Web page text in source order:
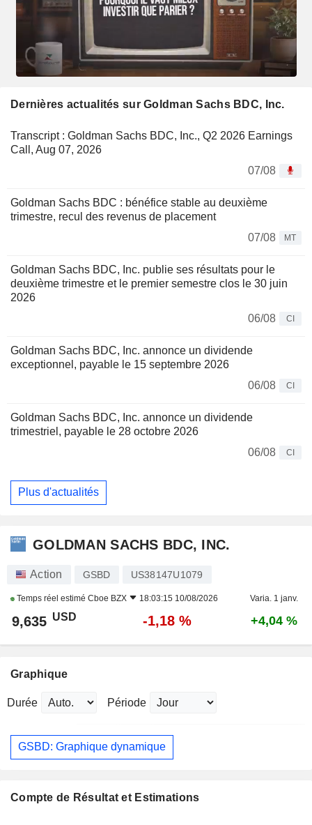
Dernières actualités sur Goldman Sachs BDC, Inc.
Transcript : Goldman Sachs BDC, Inc., Q2 2026 Earnings
Call, Aug 07, 2026
07/08
Goldman Sachs BDC : bénéfice stable au deuxième
trimestre, recul des revenus de placement
07/08
MT
Goldman Sachs BDC, Inc. publie ses résultats pour le
deuxième trimestre et le premier semestre clos le 30 juin
2026
06/08
CI
Goldman Sachs BDC, Inc. annonce un dividende
exceptionnel, payable le 15 septembre 2026
06/08
CI
Goldman Sachs BDC, Inc. annonce un dividende
trimestriel, payable le 28 octobre 2026
06/08
CI
Plus d'actualités
GOLDMAN SACHS BDC, INC.
Action GSBD US38147U1079
Temps réel estimé Cboe BZX 18:03:15 10/08/2026 Varia. 1 janv.
9,635 USD -1,18 % +4,04 %
Graphique
Durée Période
GSBD: Graphique dynamique
Compte de Résultat et Estimations